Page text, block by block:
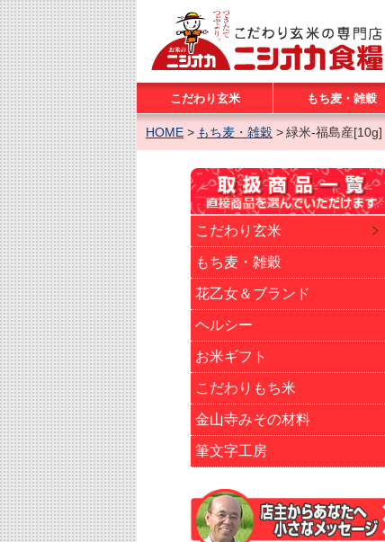
こだわり玄米 もち麦・雑穀
HOME もち麦・雑穀 緑米-福島産[10g]
こだわり玄米
もち麦・雑穀
花乙女＆ブランド
ヘルシー
お米ギフト
こだわりもち米
金山寺みその材料
筆文字工房